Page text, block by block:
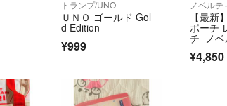
ある郵便局から発送しております。
他アプリ等にて同時出品している場合もございます。
り、他にて落札されたオークションをこちらの出品取
わないで落札された場合、お断りさせていただく場合
赦ください。
トランプ/UNO
ＵＮＯ ゴールド Gol
d Edition
¥999
ノベル
【最新
ポーチ
チ ノベ
¥4,850